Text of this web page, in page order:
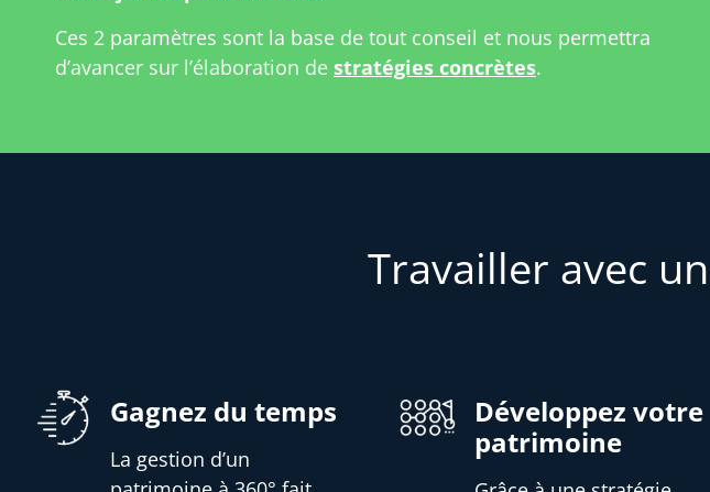
Ces 2 paramètres sont la base de tout conseil et nous permettra
d’avancer sur l’élaboration de stratégies concrètes.
Travailler avec
Gagnez du temps
La gestion d’un
Développez votre
patrimoine